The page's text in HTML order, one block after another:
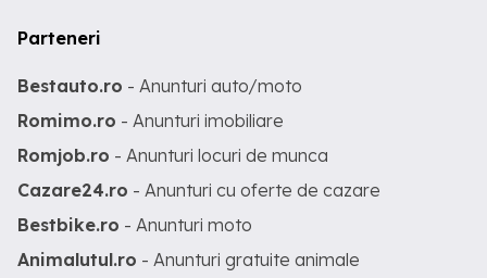
Parteneri
Bestauto.ro - Anunturi auto/moto
Romimo.ro - Anunturi imobiliare
Romjob.ro - Anunturi locuri de munca
Cazare24.ro - Anunturi cu oferte de cazare
Bestbike.ro - Anunturi moto
Animalutul.ro - Anunturi gratuite animale